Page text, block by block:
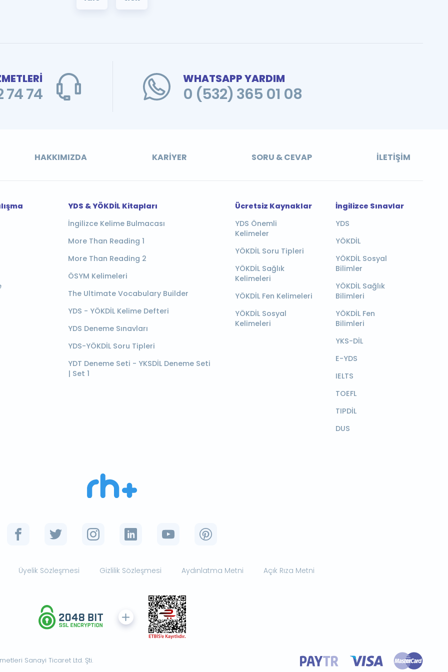
74
WHATSAPP YARDIM
0 (532) 365 01 08
HAKKIMIZDA KARIYER SORU & CEVAP İLETIŞIM
YDS & YÖKDİL Kitapları
İngilizce Kelime Bulmacası
More Than Reading 1
More Than Reading 2
ÖSYM Kelimeleri
The Ultimate Vocabulary Builder
YDS - YÖKDİL Kelime Defteri
YDS Deneme Sınavları
YDS-YÖKDİL Soru Tipleri
YDT Deneme Seti - YKSDİL Deneme Seti
| Set 1
Ücretsiz Kaynaklar
YDS Önemli
Kelimeler
YÖKDİL Soru Tipleri
YÖKDİL Sağlık
Kelimeleri
YÖKDİL Fen Kelimeleri
YÖKDİL Sosyal
Kelimeleri
İngilizce Sınavlar
YDS
YÖKDİL
YÖKDİL Sosyal
Bilimler
YÖKDİL Sağlık
Bilimleri
YÖKDİL Fen
Bilimleri
YKS-DİL
E-YDS
IELTS
TOEFL
TIPDİL
DUS
Üyelik Sözleşmesi Gizlilik Sözleşmesi Aydınlatma Metni Açık Rıza Metni
Sanayi Ticaret Ltd. Şti.